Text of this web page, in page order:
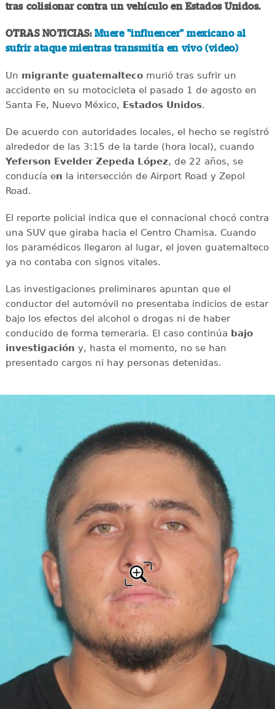
tras colisionar contra un vehículo en Estados Unidos.
OTRAS NOTICIAS: Muere "influencer" mexicano al
sufrir ataque mientras transmitía en vivo (video)
Un migrante guatemaltecomurió tras sufrir un
accidente en su motocicleta el pasado 1 de agosto en
Santa Fe, Nuevo México, Estados Unidos.
De acuerdo con autoridades locales, el hecho se registró
alrededor de las 3:15 de la tarde (hora local), cuando
Yeferson Evelder Zepeda López, de 22 años, se
conducía en la intersección de Airport Road y Zepol
Road.
El reporte policial indica que el connacional chocó contra
una SUV que giraba hacia el Centro Chamisa. Cuando
los paramédicos llegaron al lugar, el joven guatemalteco
ya no contaba con signos vitales.
Las investigaciones preliminares apuntan que el
conductor del automóvil no presentaba indicios de estar
bajo los efectos del alcohol o drogas ni de haber
conducido de forma temeraria. El caso continúa bajo
investigación y, hasta el momento, no se han
presentado cargos ni hay personas detenidas.